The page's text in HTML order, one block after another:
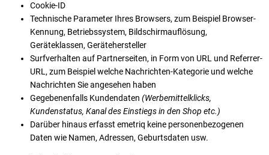
Cookie-ID
Technische Parameter Ihres Browsers, zum Beispiel Browser-
Kennung, Betriebssystem, Bildschirmauflösung,
Geräteklassen, Gerätehersteller
Surfverhalten auf Partnerseiten, in Form von URL und Referrer-
URL, zum Beispiel welche Nachrichten-Kategorie und welche
Nachrichten Sie angesehen haben
Gegebenenfalls Kundendaten (Werbemittelklicks,
Kundenstatus, Kanal des Einstiegs in den Shop etc.)
Darüber hinaus erfasst emetriq keine personenbezogenen
Daten wie Namen, Adressen, Geburtsdaten usw.